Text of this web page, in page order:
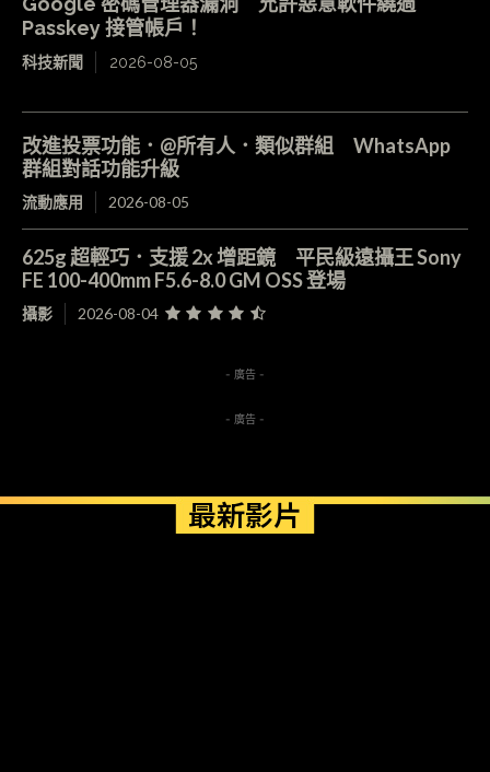
Passkey 接管帳戶！
科技新聞 2026-08-05
改進投票功能．@所有人．類似群組 WhatsApp
群組對話功能升級
流動應用 2026-08-05
625g 超輕巧．支援 2x 增距鏡 平民級遠攝王 Sony
FE 100-400mm F5.6-8.0 GM OSS 登場
攝影 2026-08-04
- 廣告 -
- 廣告 -
最新影片